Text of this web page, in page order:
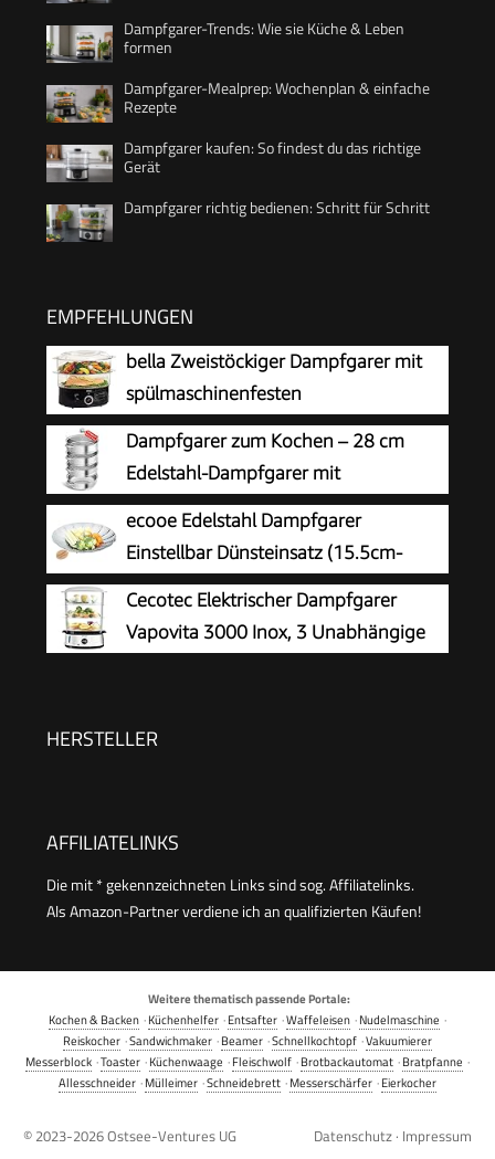
Dampfgarer-Trends: Wie sie Küche & Leben
formen
Dampfgarer-Mealprep: Wochenplan & einfache
Rezepte
Dampfgarer kaufen: So findest du das richtige
Gerät
Dampfgarer richtig bedienen: Schritt für Schritt
EMPFEHLUNGEN
bella Zweistöckiger Dampfgarer mit
spülmaschinenfesten
Deckeln,stapelbaren Körben und
herausnehmbarem Boden für
schnelles,gleichzeitiges Garen-automatische
Abschaltung u.Trockengehschutz,7,4l,Schwarz
Dampfgarer zum Kochen – 28 cm
Edelstahl-Dampfgarer mit
Dämpfeinsatz, 3/4/5-stöckiges
Kochgeschirr mit Deckel zum Garen von
Gemüse, Meeresfrüchten, Suppen, Eintöpfen
und Pasta (Vier)
ecooe Edelstahl Dampfgarer
Einstellbar Dünsteinsatz (15.5cm-
27cm) Dämpfeinsatz für Kochtöpfe
Cecotec Elektrischer Dampfgarer
Vapovita 3000 Inox, 3 Unabhängige
Spülmaschinengeeignet, Edelstahl, 9L Kapazität
HERSTELLER
AFFILIATELINKS
Die mit * gekennzeichneten Links sind sog. Affiliatelinks.
Als Amazon-Partner verdiene ich an qualifizierten Käufen!
Weitere thematisch passende Portale:
Kochen & Backen ·Küchenhelfer ·Entsafter ·Waffeleisen ·Nudelmaschine ·
Reiskocher ·Sandwichmaker ·Beamer ·Schnellkochtopf ·Vakuumierer
Messerblock ·Toaster ·Küchenwaage ·Fleischwolf ·Brotbackautomat ·Bratpfanne ·
Allesschneider ·Mülleimer ·Schneidebrett ·Messerschärfer ·Eierkocher
© 2023-2026Ostsee-Ventures UG Datenschutz · Impressum